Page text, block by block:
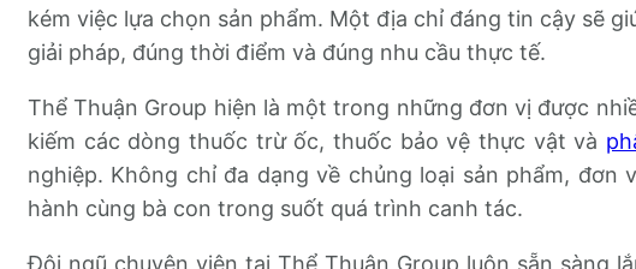
kém việc lựa chọn sản phẩm. Một địa chỉ đáng tin cậy sẽ
giải pháp, đúng thời điểm và đúng nhu cầu thực tế.
Thể Thuận Group hiện là một trong những đơn vị được
kiếm các dòng thuốc trừ ốc, thuốc bảo vệ thực vật và
nghiệp. Không chỉ đa dạng về chủng loại sản phẩm, đơn
hành cùng bà con trong suốt quá trình canh tác.